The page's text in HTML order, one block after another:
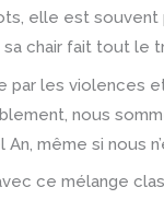
elle est souvent
chair fait tout le
par les violences
nous
même si nous
ce mélange